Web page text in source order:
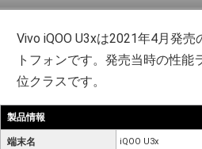
Vivo iQOO U3xは2021年4月発
トフォンです。発売当時の性能
位クラスです。
製品情報
端末名 iQOO U3x